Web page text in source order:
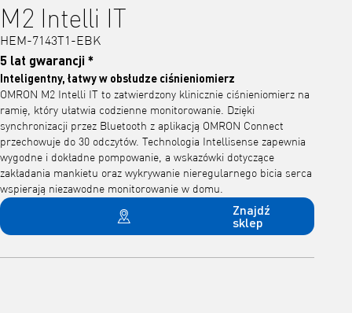
M2 Intelli IT
HEM-7143T1-EBK
5 lat gwarancji *
Inteligentny, łatwy w obsłudze ciśnieniomierz
OMRON M2 Intelli IT to zatwierdzony klinicznie ciśnieniomierz na
ramię, który ułatwia codzienne monitorowanie. Dzięki
synchronizacji przez Bluetooth z aplikacją OMRON Connect
przechowuje do 30 odczytów. Technologia Intellisense zapewnia
wygodne i dokładne pompowanie, a wskazówki dotyczące
zakładania mankietu oraz wykrywanie nieregularnego bicia serca
wspierają niezawodne monitorowanie w domu.
Znajdź
sklep